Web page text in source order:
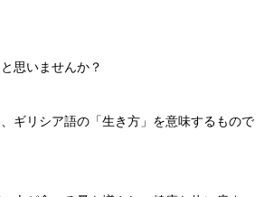
思いませんか？
ギリシア語の「生き方」を意味するもので